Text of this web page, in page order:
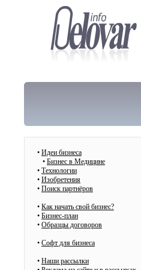
• Идеи бизнеса
• Бизнес в Медицине
• Технологии
• Изобретения
• Поиск партнёров
• Как начать свой бизнес?
• Бизнес-план
• Образцы договоров
• Cофт для бизнеса
• Наши рассылки